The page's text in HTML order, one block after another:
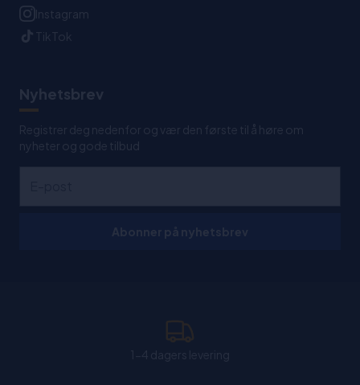
Instagram
TikTok
Nyhetsbrev
Registrer deg nedenfor og vær den første til å høre om
nyheter og gode tilbud